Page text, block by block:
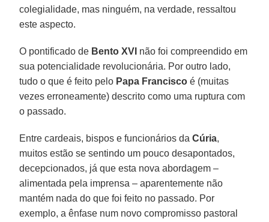
colegialidade, mas ninguém, na verdade, ressaltou
este aspecto.
O pontificado de Bento XVI não foi compreendido em
sua potencialidade revolucionária. Por outro lado,
tudo o que é feito pelo Papa Francisco é (muitas
vezes erroneamente) descrito como uma ruptura com
o passado.
Entre cardeais, bispos e funcionários daCúria,
muitos estão se sentindo um pouco desapontados,
decepcionados, já que esta nova abordagem –
alimentada pela imprensa – aparentemente não
mantém nada do que foi feito no passado. Por
exemplo, a ênfase num novo compromisso pastoral